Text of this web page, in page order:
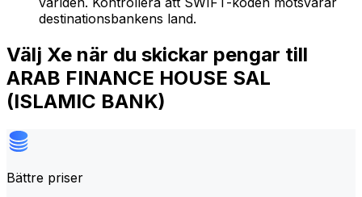
destinationsbankens land.
Välj Xe när du skickar pengar till
ARAB FINANCE HOUSE SAL
(ISLAMIC BANK)
Bättre priser